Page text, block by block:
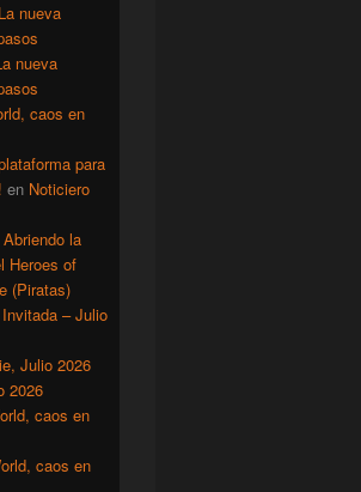
nueva
nueva
caos en
para
en Noticiero
la
Heroes of
(Piratas)
– Julio
Julio 2026
2026
caos en
caos en